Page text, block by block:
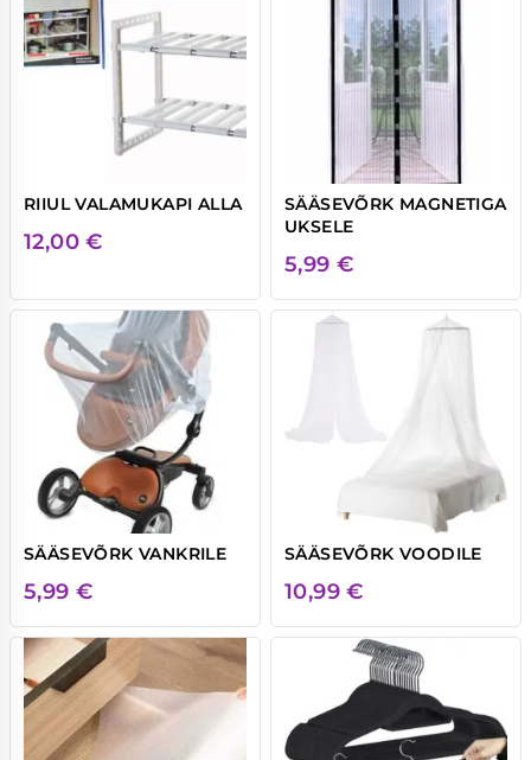
RIIUL VALAMUKAPI ALLA
12,00€
SÄÄSEVÕRK MAGNETIGA
UKSELE
5,99 €
SÄÄSEVÕRK VANKRILE
5,99 €
SÄÄSEVÕRK VOODILE
10,99€